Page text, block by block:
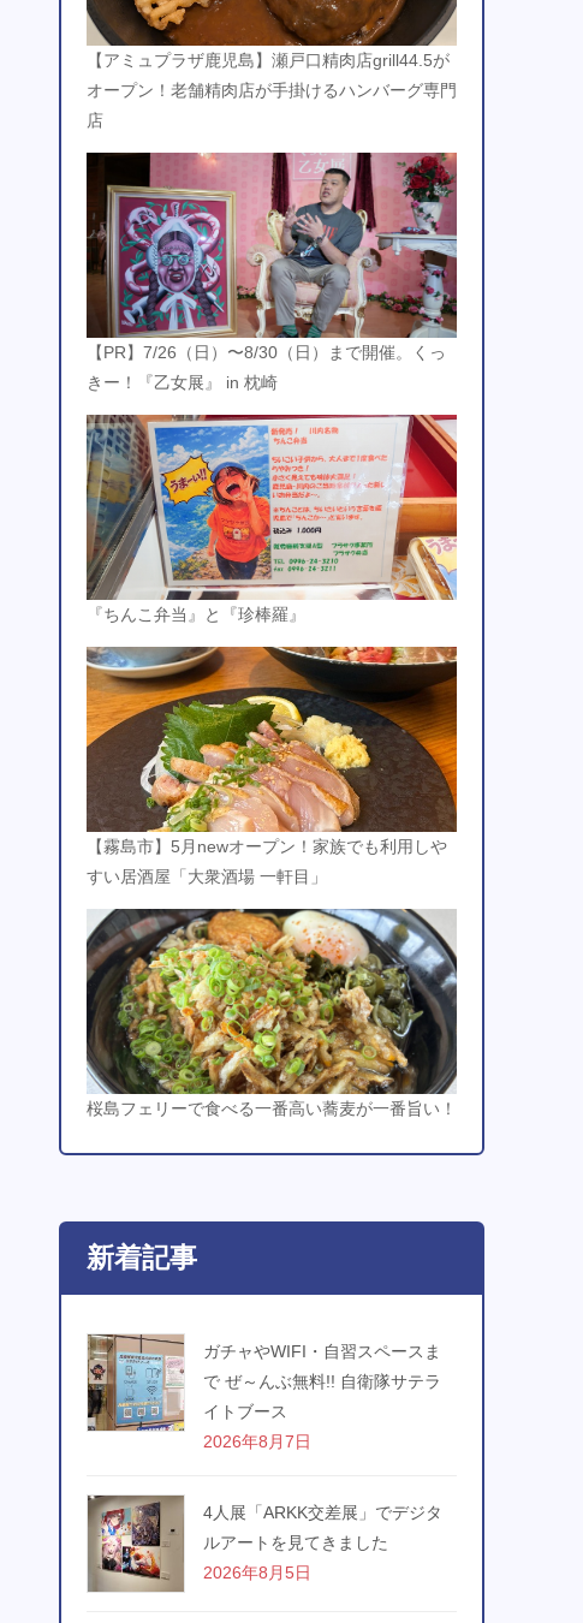
【アミュプラザ鹿児島】瀬戸口精肉店grill44.5が
オープン！老舗精肉店が手掛けるハンバーグ専門
店
【PR】7/26（日）〜8/30（日）まで開催。くっ
きー！『乙女展』 in 枕崎
『ちんこ弁当』と『珍棒羅』
【霧島市】5月newオープン！家族でも利用しや
すい居酒屋「大衆酒場 一軒目」
桜島フェリーで食べる一番高い蕎麦が一番旨い！
新着記事
ガチャやWIFI・自習スペースま
で ぜ～んぶ無料!! 自衛隊サテラ
イトブース
2026年8月7日
4人展「ARKK交差展」でデジタ
ルアートを見てきました
2026年8月5日